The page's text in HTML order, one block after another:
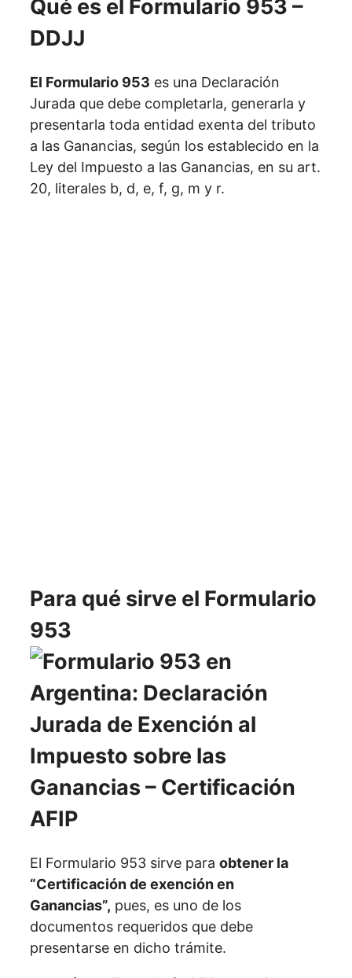
Qué es el Formulario 953 –
DDJJ
El Formulario 953 es una Declaración
Jurada que debe completarla, generarla y
presentarla toda entidad exenta del tributo
a las Ganancias, según los establecido en la
Ley del Impuesto a las Ganancias, en su art.
20, literales b, d, e, f, g, m y r.
Para qué sirve el Formulario
953
El Formulario 953 sirve para obtener la
“Certificación de exención en
Ganancias”, pues, es uno de los
documentos requeridos que debe
presentarse en dicho trámite.